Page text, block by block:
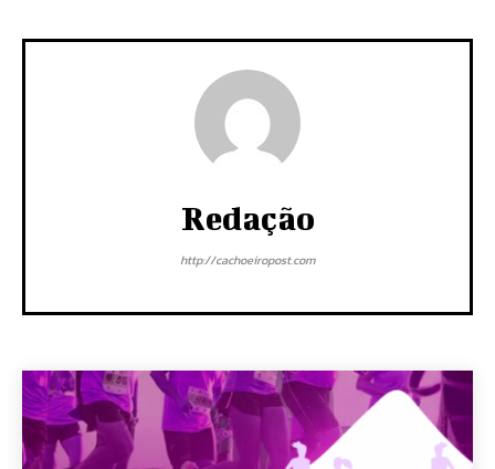
Redação
http://cachoeiropost.com